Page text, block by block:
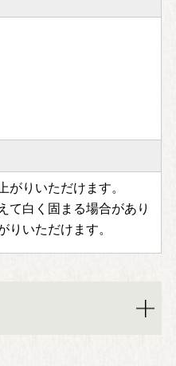
がりいただけます。
て白く固まる場合があり
りいただけます。